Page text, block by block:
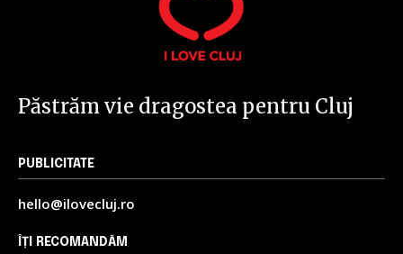
Păstrăm vie dragostea pentru Cluj
PUBLICITATE
hello@ilovecluj.ro
ÎȚI RECOMANDĂM